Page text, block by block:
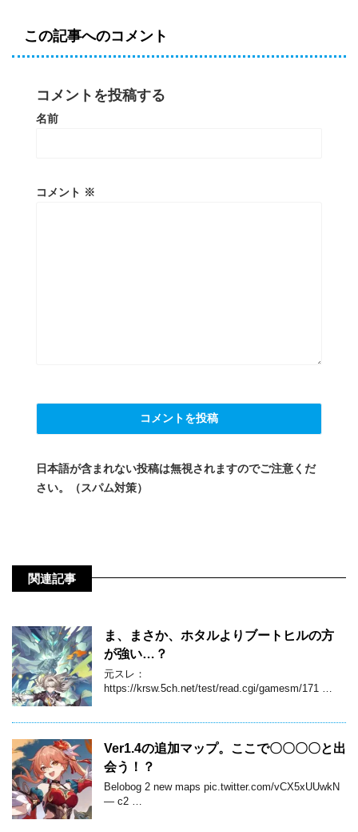
この記事へのコメント
コメントを投稿する
名前
コメント ※
日本語が含まれない投稿は無視されますのでご注意くだ
さい。（スパム対策）
関連記事
ま、まさか、ホタルよりブートヒルの方
が強い…？
元スレ：
https://krsw.5ch.net/test/read.cgi/gamesm/171 …
Ver1.4の追加マップ。ここで〇〇〇〇と出
会う！？
Belobog 2 new maps pic.twitter.com/vCX5xUUwkN
— c2 …